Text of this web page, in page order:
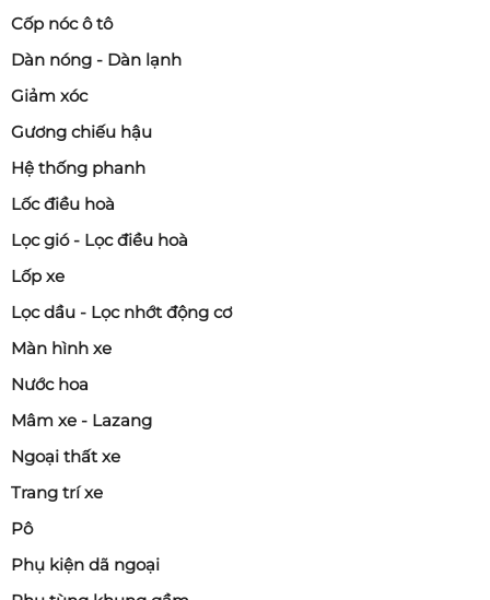
Cốp nóc ô tô
Dàn nóng - Dàn lạnh
Giảm xóc
Gương chiếu hậu
Hệ thống phanh
Lốc điều hoà
Lọc gió - Lọc điều hoà
Lốp xe
Lọc dầu - Lọc nhớt động cơ
Màn hình xe
Nước hoa
Mâm xe - Lazang
Ngoại thất xe
Trang trí xe
Pô
Phụ kiện dã ngoại